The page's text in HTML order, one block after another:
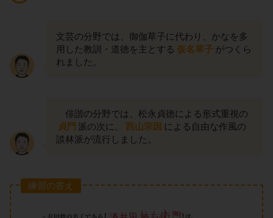
文芸の分野では、御伽草子に代わり、かなを多
用した教訓・道徳を主とする 仮名草子 がつくら
れました。
俳諧の分野では、松永貞徳による形式重視の
貞門 派の次に、 西山宗因 による自由な作風の
談林派が流行しました。
練習の答え